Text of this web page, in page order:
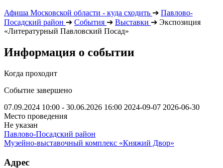
Афиша Московской области - куда сходить ➔ Павлово-
Посадский район ➔ События ➔ Выставки ➔ Экспозиция
«Литературный Павловский Посад»
Информация о событии
Когда проходит
Событие завершено
07.09.2024 10:00 - 30.06.2026 16:00 2024-09-07 2026-06-30
Место проведения
Не указан
Павлово-Посадский район
Музейно-выставочный комплекс «Княжий Двор»
Адрес